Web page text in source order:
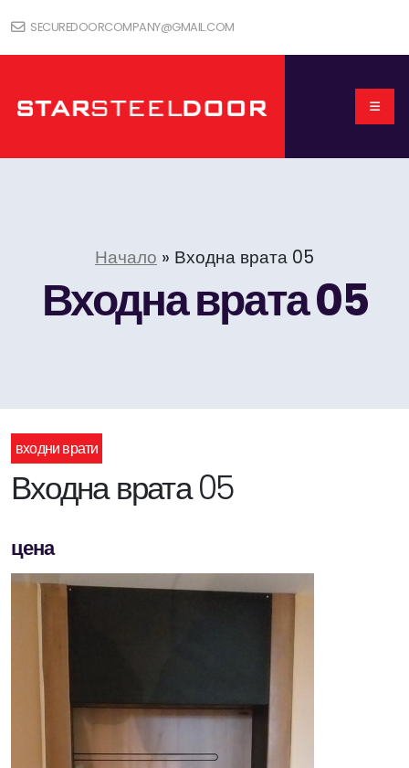
SECUREDOORCOMPANY@GMAIL.COM
Начало » Входна врата 05
Входна врата 05
входни врати
Входна врата 05
цена